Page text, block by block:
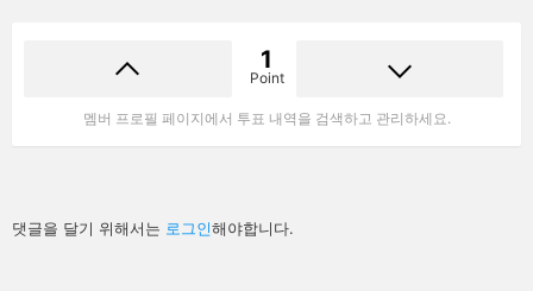
1
Point
멤버 프로필 페이지에서 투표 내역을 검색하고 관리하세요.
답
글
댓글을 달기 위해서는 로그인해야합니다.